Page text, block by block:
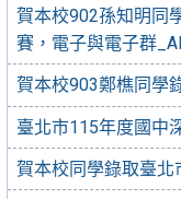
賀本校902孫知明同
賽，電子與電子群
賀本校903鄭樵同學
臺北市115年度國中
賀本校同學錄取臺北